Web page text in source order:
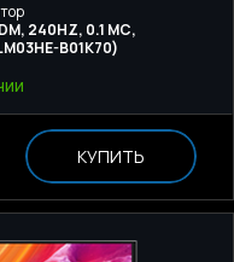
240HZ, 0.1 МС,
B01K70)
КУПИТЬ